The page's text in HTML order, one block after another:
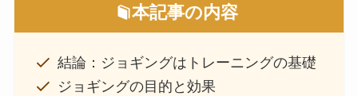
本記事の内容
結論：ジョギングはトレーニングの基礎
ジョギングの目的と効果